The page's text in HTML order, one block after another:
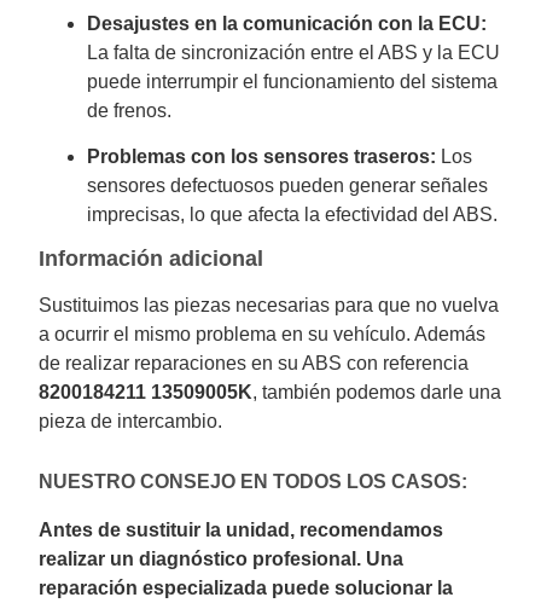
Desajustes en la comunicación con la ECU:
La falta de sincronización entre el ABS y la ECU
puede interrumpir el funcionamiento del sistema
de frenos.
Problemas con los sensores traseros: Los
sensores defectuosos pueden generar señales
imprecisas, lo que afecta la efectividad del ABS.
Información adicional
Sustituimos las piezas necesarias para que no vuelva
a ocurrir el mismo problema en su vehículo. Además
de realizar reparaciones en su ABS con referencia
8200184211 13509005K, también podemos darle una
pieza de intercambio.
NUESTRO CONSEJO EN TODOS LOS CASOS:
Antes de sustituir la unidad, recomendamos
realizar un diagnóstico profesional. Una
reparación especializada puede solucionar la